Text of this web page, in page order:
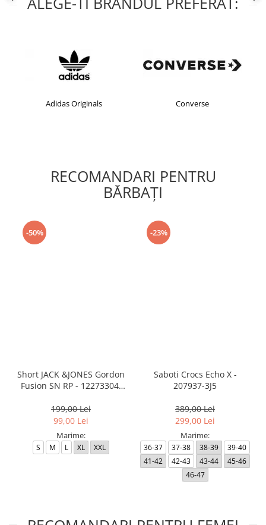
Adidas Originals Converse
RECOMANDARI PENTRU
BĂRBAŢI
-50%
Short JACK &JONES Gordon
Fusion SN RP - 12273304-
199,00 Lei
99,00 Lei
Marime:
S M L XL XXL
-23%
Saboti Crocs Echo X -
207937-3J5
389,00 Lei
299,00 Lei
Marime:
36-37 37-38 38-39
39-40
41-42
42-43 43-44
45-46
46-47